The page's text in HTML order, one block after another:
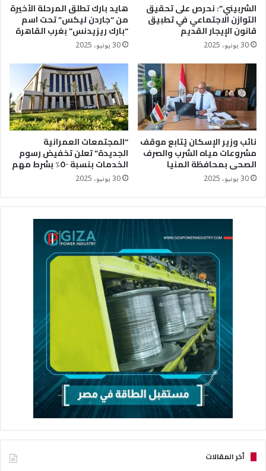
الشربيني”: نحرص على تحقيق
التوازن الاجتماعي في تطبيق
قانون الإيجار القديم
30 يونيو، 2025
هايد بارك تطلق المرحلة الأخيرة
من “جاردن ليكس” تحت اسم
“بارك ريزيدنس” بغرب القاهرة
30 يونيو، 2025
نائب وزير الإسكان يُتابع موقف
مشروعات مياه الشرب والصرف
الصحى بمحافظة المنيا
30 يونيو، 2025
“المجتمعات العمرانية
الجديدة” تعلن تخفيض رسوم
الخدمات بنسبة ٥٠٪؜ بشرط مهم
30 يونيو، 2025
أخر المقالات